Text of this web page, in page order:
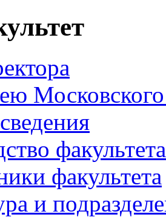
Московского
факультета
факультета
и